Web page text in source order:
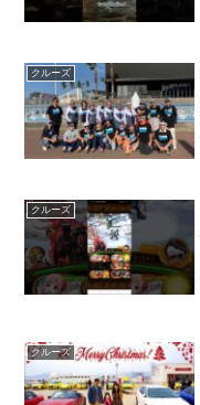
クルーズ
クルーズ
クルーズ